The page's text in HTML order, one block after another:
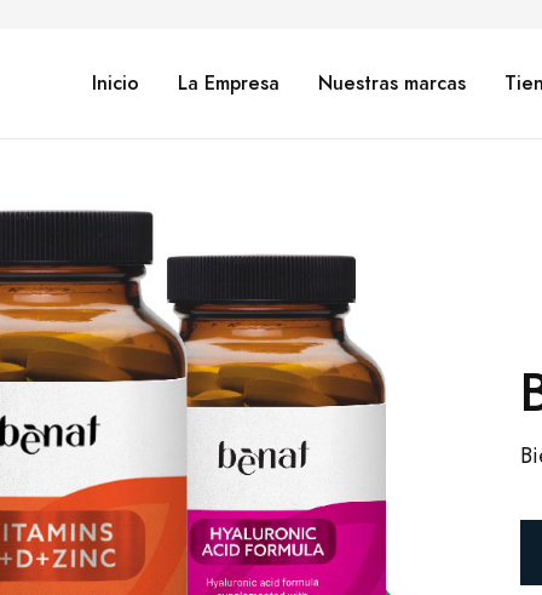
Inicio La Empresa Nuestras marcas